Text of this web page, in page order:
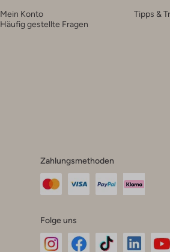
Mein Konto
Häufig gestellte Fragen
Tipps &
Zahlungsmethoden
Folge uns